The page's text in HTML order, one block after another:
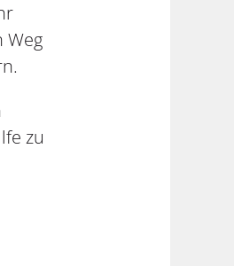
Weg
zu